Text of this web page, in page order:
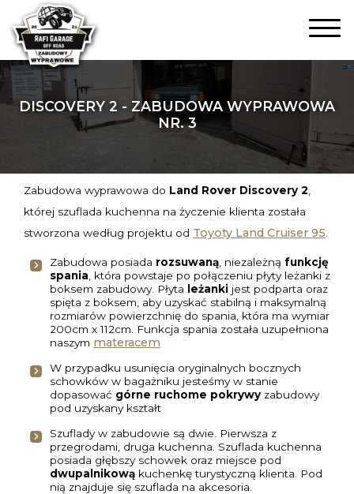
DISCOVERY 2 - ZABUDOWA WYPRAWOWA
NR. 3
Zabudowa wyprawowa do Land Rover Discovery 2
której szuflada kuchenna na życzenie klienta została
stworzona według projektu od Toyoty Land Cruiser 95
Zabudowa posiada rozsuwaną , niezależną funkcję
spania , która powstaje po połączeniu płyty leżanki z
boksem zabudowy. Płyta
leżanki jest podparta oraz
spięta z boksem, aby uzyskać stabilną i maksymalną
rozmiarów powierzchnię do spania, która ma wymiar
200cm x 112cm. Funkcja spania została uzupełniona
naszym materacem
W przypadku usunięcia oryginalnych bocznych
schowków w bagażniku jesteśmy w stanie
dopasować górne ruchome pokrywy zabudowy
pod uzyskany kształt
Szuflady w zabudowie są dwie. Pierwsza z
przegrodami, druga kuchenna. Szuflada kuchenna
posiada głębszy schowek oraz miejsce pod
dwupalnikową kuchenkę turystyczną klienta. Pod
nią znajduje się szuflada na akcesoria.